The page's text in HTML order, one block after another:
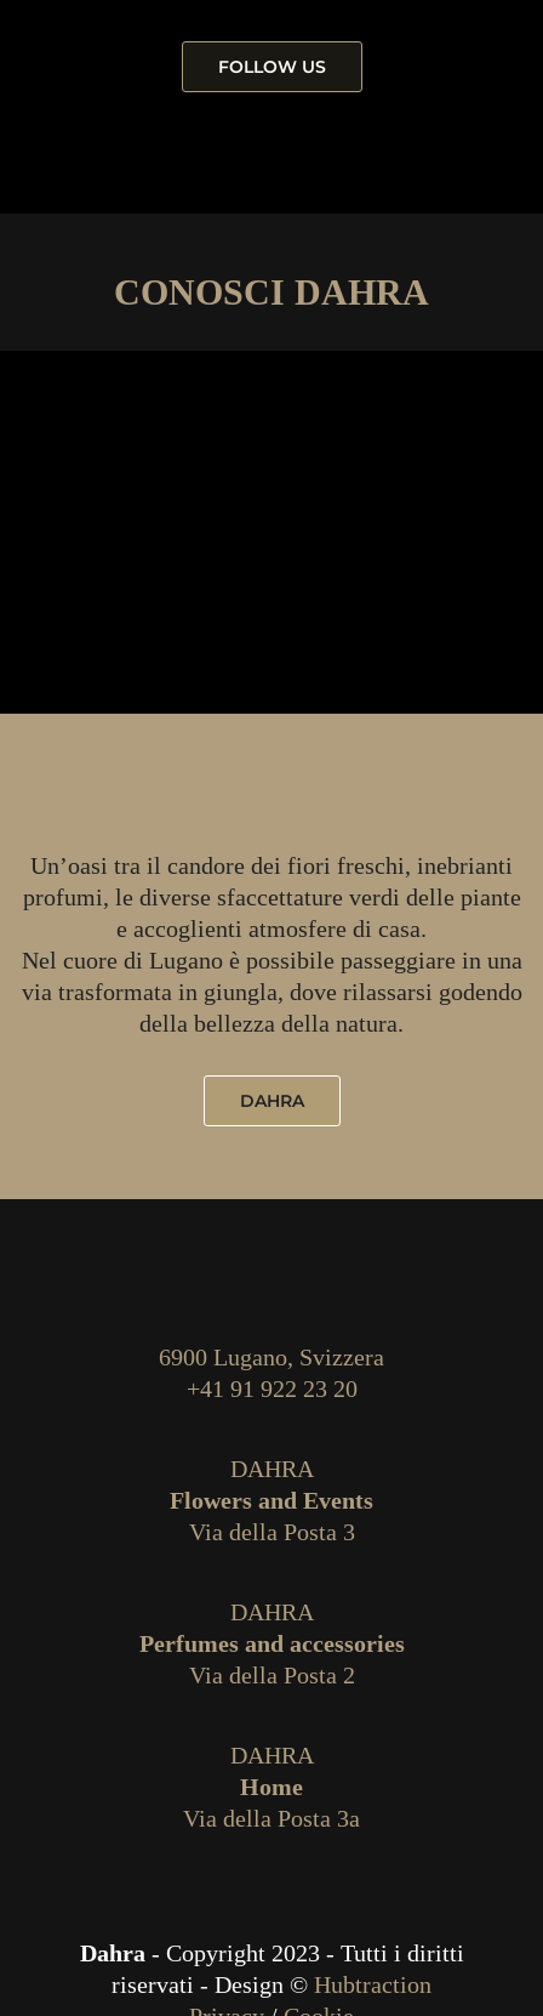
FOLLOW US
CONOSCI DAHRA
Un’oasi tra il candore dei fiori freschi, inebrianti
profumi, le diverse sfaccettature verdi delle piante
e accoglienti atmosfere di casa.
Nel cuore di Lugano è possibile passeggiare in una
via trasformata in giungla, dove rilassarsi godendo
della bellezza della natura.
DAHRA
6900 Lugano, Svizzera
+41 91 922 23 20
DAHRA
Flowers and Events
Via della Posta 3
DAHRA
Perfumes and accessories
Via della Posta 2
DAHRA
Home
Via della Posta 3a
Dahra - Copyright 2023 - Tutti i diritti
riservati - Design © Hubtraction